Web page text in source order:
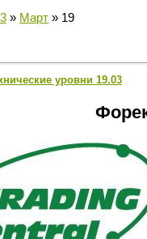
» Март » 19
уровни 19.03